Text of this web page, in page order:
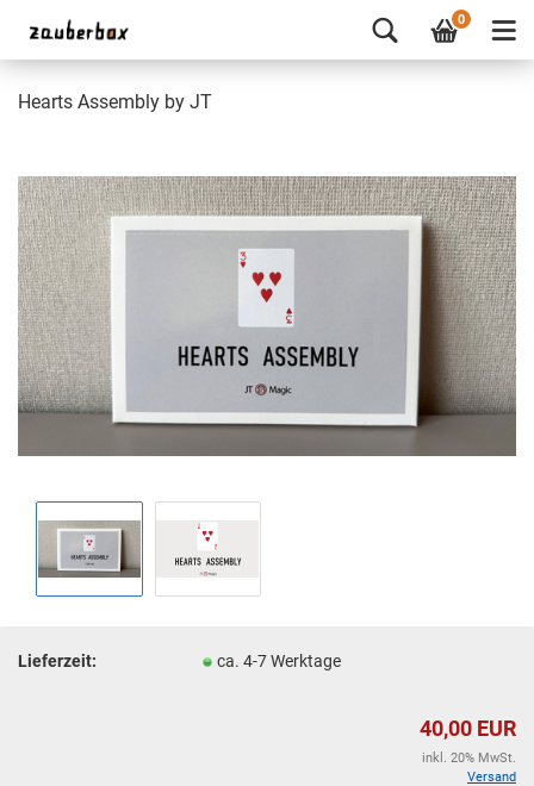
0
Hearts Assembly by JT
Lieferzeit: ca. 4-7 Werktage
40,00 EUR
inkl. 20% MwSt.
Versand